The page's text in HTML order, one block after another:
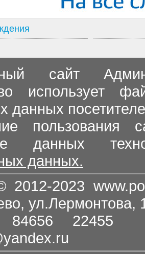
сайт
использует
данных
пользования
данных
данных.
2012-2023
ул.Лермонтова,
84656